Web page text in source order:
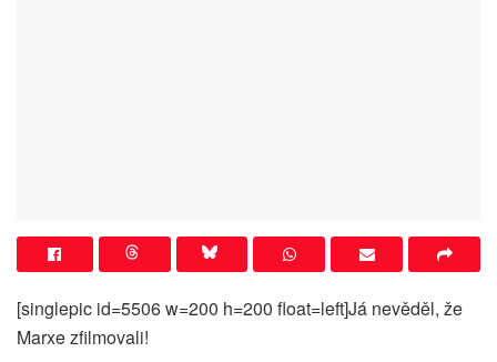
[singlepic id=5506 w=200 h=200 float=left]Já nevěděl, že
Marxe zfilmovali!